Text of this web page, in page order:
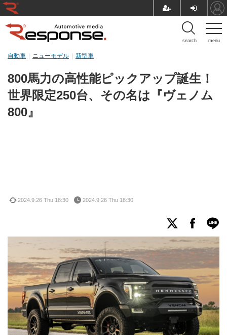
menu
search
800馬力の高性能ピックアップ誕生！
世界限定250台、その名は『ヴェノム
800』
自動車 ニューモデル 新型車
2024.9.26 Thu 18:30 2024.9.26 Thu 18:30